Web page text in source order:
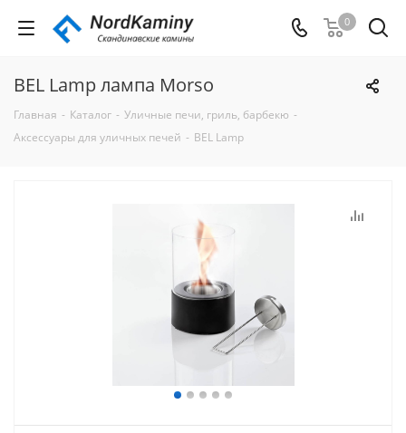
0
BEL Lamp лампа Morso
Главная - Каталог - Уличные печи, гриль, барбекю -
Аксессуары для уличных печей - BEL Lamp